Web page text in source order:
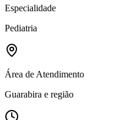
Especialidade
Pediatria
Área de Atendimento
Guarabira e região